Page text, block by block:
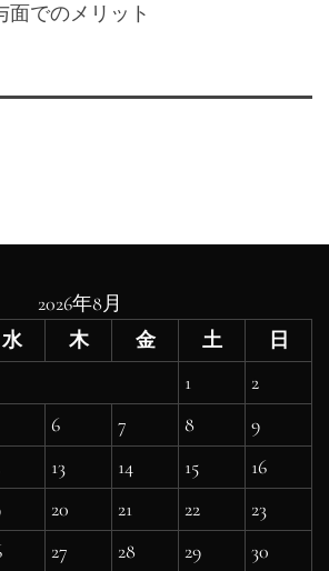
面でのメリット
2026年8月
水 木 金 土
日
1
2
6 7 8
9
13 14 15
16
20 21 22
23
27 28 29
30